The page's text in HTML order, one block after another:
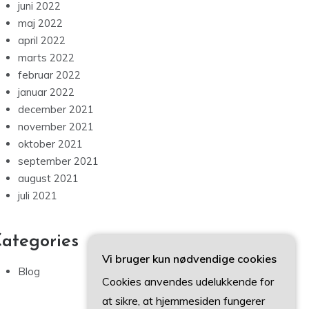
juni 2022
maj 2022
april 2022
marts 2022
februar 2022
januar 2022
december 2021
november 2021
oktober 2021
september 2021
august 2021
juli 2021
Blog
Vi bruger kun nødvendige cookies
Cookies anvendes udelukkende for
at sikre, at hjemmesiden fungerer